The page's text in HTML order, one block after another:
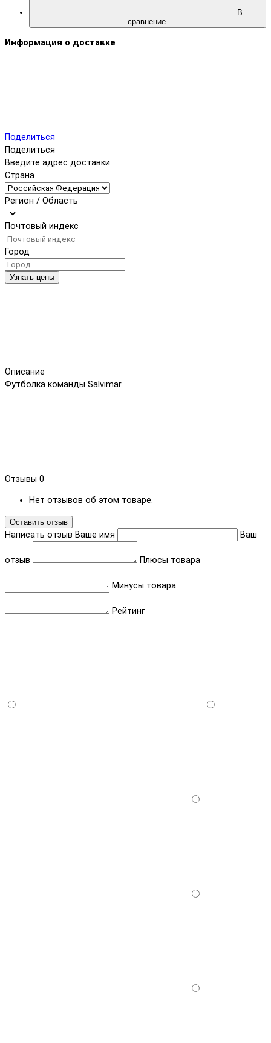
В
сравнение
Информация о доставке
Поделиться
Поделиться
Введите адрес доставки
Страна
Регион / Область
Почтовый индекс
Город
Узнать цены
Описание
Футболка команды Salvimar.
Отзывы 0
Нет отзывов об этом товаре.
Оставить отзыв
Написать отзыв Ваше имя Ваш
отзыв Плюсы товара
Минусы товара
Рейтинг